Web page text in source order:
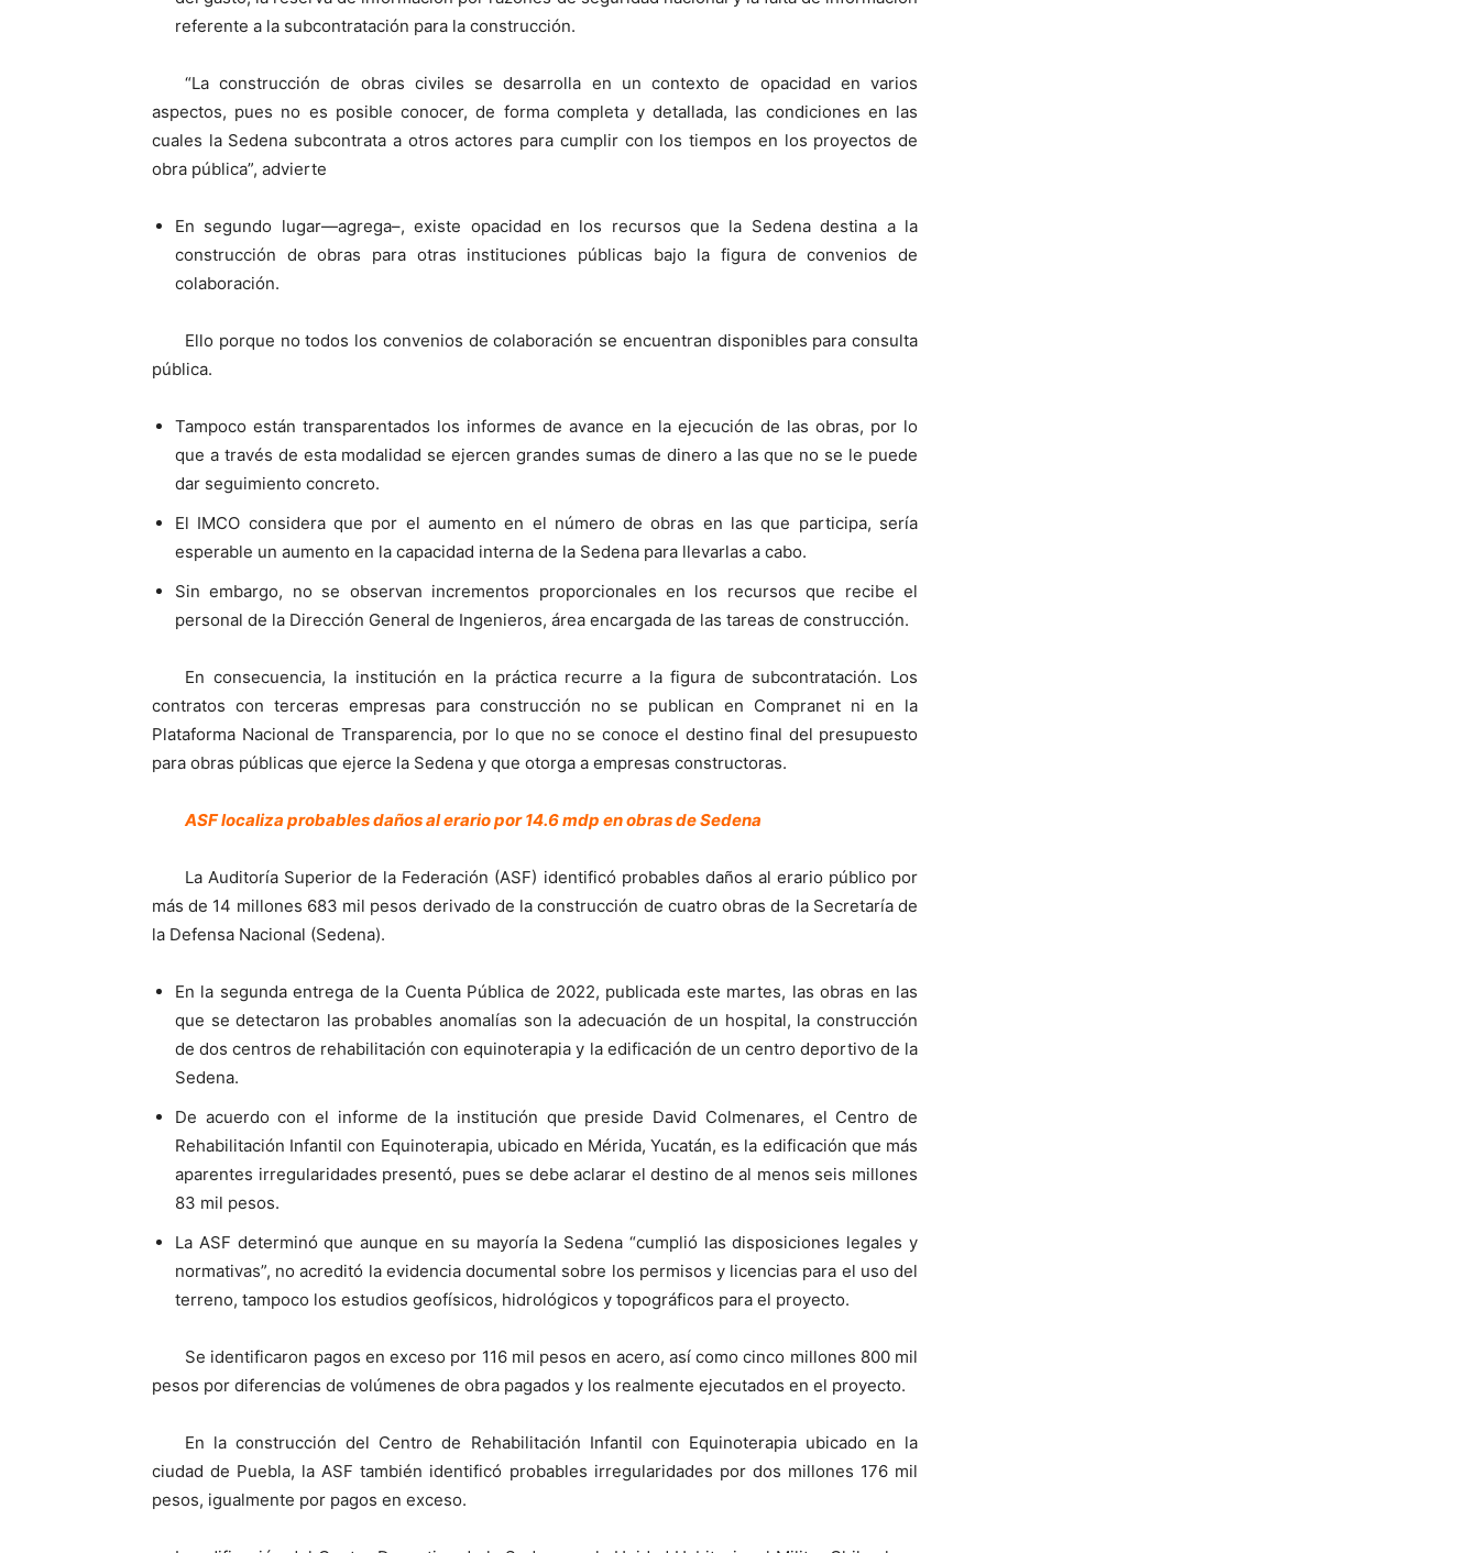
referente a la subcontratación para la construcción.
“La construcción de obras civiles se desarrolla en un contexto de opacidad en varios
aspectos, pues no es posible conocer, de forma completa y detallada, las condiciones en las
cuales la Sedena subcontrata a otros actores para cumplir con los tiempos en los proyectos de
obra pública”, advierte
En segundo lugar—agrega–, existe opacidad en los recursos que la Sedena destina a la
construcción de obras para otras instituciones públicas bajo la figura de convenios de
colaboración.
Ello porque no todos los convenios de colaboración se encuentran disponibles para consulta
pública.
Tampoco están transparentados los informes de avance en la ejecución de las obras, por lo
que a través de esta modalidad se ejercen grandes sumas de dinero a las que no se le puede
dar seguimiento concreto.
El IMCO considera que por el aumento en el número de obras en las que participa, sería
esperable un aumento en la capacidad interna de la Sedena para llevarlas a cabo.
Sin embargo, no se observan incrementos proporcionales en los recursos que recibe el
personal de la Dirección General de Ingenieros, área encargada de las tareas de construcción.
En consecuencia, la institución en la práctica recurre a la figura de subcontratación. Los
contratos con terceras empresas para construcción no se publican en Compranet ni en la
Plataforma Nacional de Transparencia, por lo que no se conoce el destino final del presupuesto
para obras públicas que ejerce la Sedena y que otorga a empresas constructoras.
ASF localiza probables daños al erario por 14.6 mdp en obras de Sedena
La Auditoría Superior de la Federación (ASF) identificó probables daños al erario público por
más de 14 millones 683 mil pesos derivado de la construcción de cuatro obras de la Secretaría de
la Defensa Nacional (Sedena).
En la segunda entrega de la Cuenta Pública de 2022, publicada este martes, las obras en las
que se detectaron las probables anomalías son la adecuación de un hospital, la construcción
de dos centros de rehabilitación con equinoterapia y la edificación de un centro deportivo de la
Sedena.
De acuerdo con el informe de la institución que preside David Colmenares, el Centro de
Rehabilitación Infantil con Equinoterapia, ubicado en Mérida, Yucatán, es la edificación que más
aparentes irregularidades presentó, pues se debe aclarar el destino de al menos seis millones
83 mil pesos.
La ASF determinó que aunque en su mayoría la Sedena “cumplió las disposiciones legales y
normativas”, no acreditó la evidencia documental sobre los permisos y licencias para el uso del
terreno, tampoco los estudios geofísicos, hidrológicos y topográficos para el proyecto.
Se identificaron pagos en exceso por 116 mil pesos en acero, así como cinco millones 800 mil
pesos por diferencias de volúmenes de obra pagados y los realmente ejecutados en el proyecto.
En la construcción del Centro de Rehabilitación Infantil con Equinoterapia ubicado en la
ciudad de Puebla, la ASF también identificó probables irregularidades por dos millones 176 mil
pesos, igualmente por pagos en exceso.